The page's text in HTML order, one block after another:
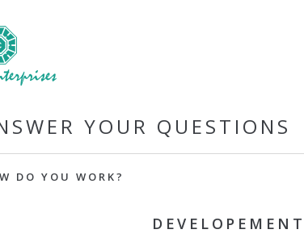
YOUR QUESTIONS
DO YOU WORK?
DEVELOPEMENT